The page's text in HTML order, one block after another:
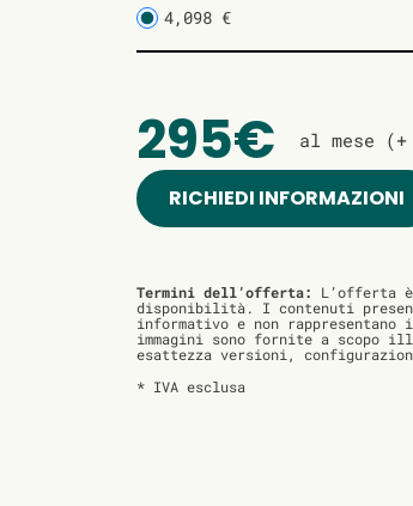
4,098 €
295€ al mese (+
RICHIEDI INFORMAZIONI
Termini dell’offerta:
L’offerta
disponibilità. I contenuti
informativo e non
immagini sono fornite a scopo
esattezza versioni,
* IVA esclusa